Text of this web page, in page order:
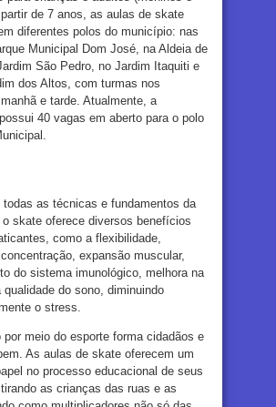
de 7 anos, as aulas de skate
diferentes polos do município: nas
Municipal Dom José, na Aldeia de
São Pedro, no Jardim Itaquiti e
dos Altos, com turmas nos
e tarde. Atualmente, a
40 vagas em aberto para o polo
todas as técnicas e fundamentos da
o skate oferece diversos benefícios
como a flexibilidade,
expansão muscular,
do sistema imunológico, melhora na
qualidade do sono, diminuindo
o stress.
por meio do esporte forma cidadãos e
As aulas de skate oferecem um
no processo educacional de seus
as crianças das ruas e as